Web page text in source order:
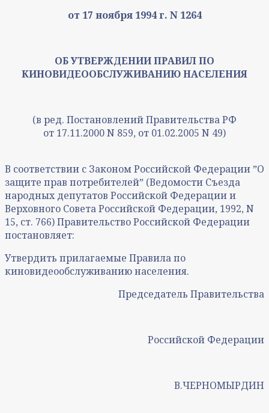
от 17 ноября 1994 г. N 1264
ОБ УТВЕРЖДЕНИИ ПРАВИЛ ПО
КИНОВИДЕООБСЛУЖИВАНИЮ НАСЕЛЕНИЯ
(в ред. Постановлений Правительства РФ
от 17.11.2000 N 859, от 01.02.2005 N 49)
В соответствии с Законом Российской Федерации ˮО
защите прав потребителейˮ (Ведомости Съезда
народных депутатов Российской Федерации и
Верховного Совета Российской Федерации, 1992, N
15, ст. 766) Правительство Российской Федерации
постановляет:
Утвердить прилагаемые Правила по
киновидеообслуживанию населения.
Председатель Правительства
Российской Федерации
В.ЧЕРНОМЫРДИН